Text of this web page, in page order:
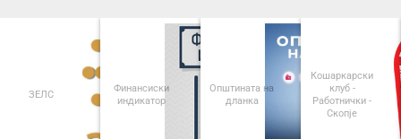
ЗЕЛС
Финансиски
индикатор
Општината на
дланка
Кошаркарски
клуб -
Работнички -
Скопје